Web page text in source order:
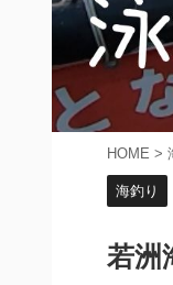
HOME >
海釣り
若洲